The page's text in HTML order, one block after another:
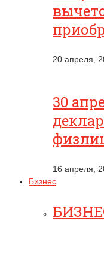
20 апреля,
30
16 апреля,
Бизнес